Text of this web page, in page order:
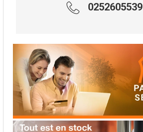
0252605539